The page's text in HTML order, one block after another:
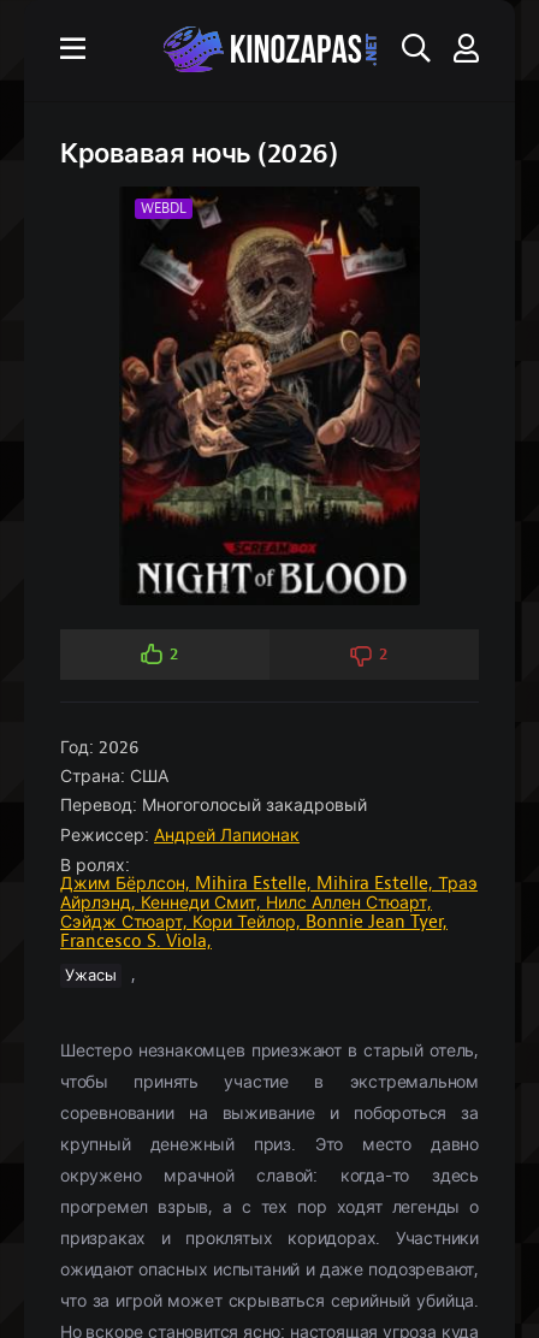
Кровавая ночь (2026)
WEBDL
2 2
Год: 2026
Страна: США
Перевод: Многоголосый закадровый
Режиссер: Андрей Лапионак
В ролях:
Джим Бёрлсон, Mihira Estelle, Mihira Estelle, Траэ
Айрлэнд, Кеннеди Смит, Нилс Аллен Стюарт,
Сэйдж Стюарт, Кори Тейлор, Bonnie Jean Tyer,
Francesco S. Viola,
Ужасы ,
Шестеро незнакомцев приезжают в старый отель,
чтобы принять участие в экстремальном
соревновании на выживание и побороться за
крупный денежный приз. Это место давно
окружено мрачной славой: когда-то здесь
прогремел взрыв, а с тех пор ходят легенды о
призраках и проклятых коридорах. Участники
ожидают опасных испытаний и даже подозревают,
что за игрой может скрываться серийный убийца.
Но вскоре становится ясно: настоящая угроза куда